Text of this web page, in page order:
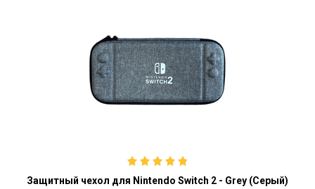
Защитный чехол для Nintendo Switch 2 - Grey (Серый)